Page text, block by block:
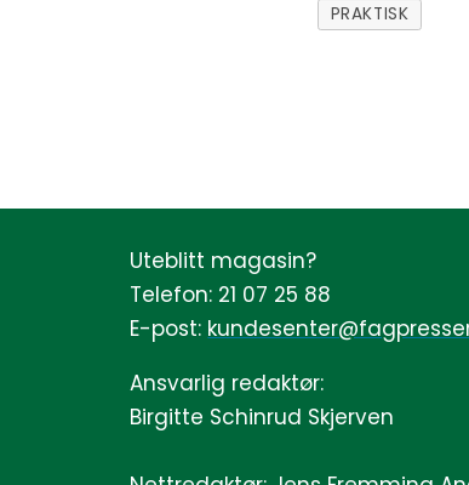
PRAKTISK
Uteblitt magasin?
Telefon: 21 07 25 88
E-post:
Ansvarlig redaktør:
Birgitte Schinrud Skjerven